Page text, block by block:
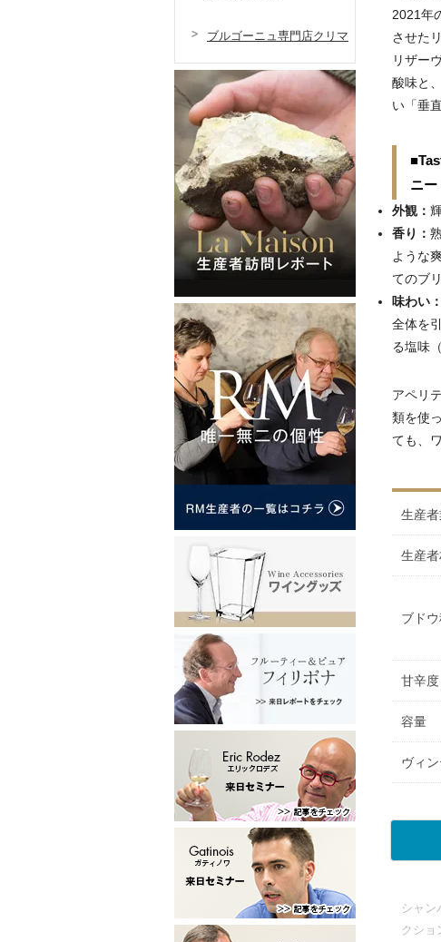
2021年
させた
リザー
酸味と
い「垂
ニー
外観：
香り：
ような
てのブ
味わい：
全体を
る塩味
アペリ
類を使
ても、
生産
生産
ブド
甘辛度
容量
ヴィ
シャン
クショ
ブルゴーニュ専門店クリマ